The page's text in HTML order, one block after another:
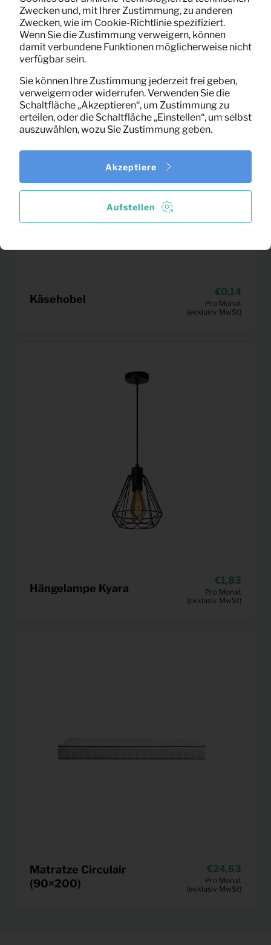
Sofa Sara Samt (ocker)
15,88
Pro Monat
(exklusiv MwSt)
Käsehobel
0,14
Pro Monat
(exklusiv MwSt)
Hängelampe Kyara
1,83
Pro Monat
(exklusiv MwSt)
Matratze Circulair
(90×200)
24,63
Pro Monat
(exklusiv MwSt)
Zwecken und, mit Ihrer Zustimmung, zu anderen
Zwecken, wie im Cookie-Richtlinie spezifiziert.
Wenn Sie die Zustimmung verweigern, können
damit verbundene Funktionen möglicherweise nicht
verfügbar sein.
Sie können Ihre Zustimmung jederzeit frei geben,
verweigern oder widerrufen. Verwenden Sie die
Schaltfläche „Akzeptieren“, um Zustimmung zu
erteilen, oder die Schaltfläche „Einstellen“, um selbst
auszuwählen, wozu Sie Zustimmung geben.
Aufstellen
Akzeptiere